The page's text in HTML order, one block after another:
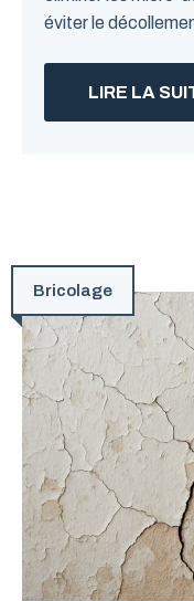
éviter le
LIRE LA
Bricolage